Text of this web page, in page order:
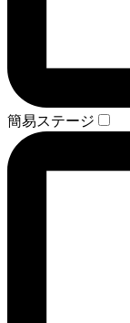
簡易ステージ